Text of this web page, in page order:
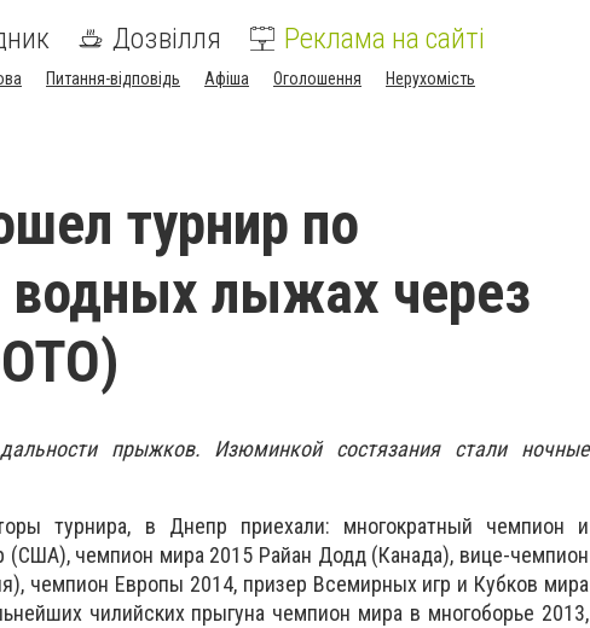
Дозвілля Реклама на сайті
Питання-відповідь Афіша Оголошення Нерухомість
турнир по
лыжах через
прыжков. Изюминкой состязания стали ночные
турнира, в Днепр приехали: многократный чемпион и
чемпион мира 2015 Райан Додд (Канада), вице-чемпион
чемпион Европы 2014, призер Всемирных игр и Кубков мира
чилийских прыгуна чемпион мира в многоборье 2013,